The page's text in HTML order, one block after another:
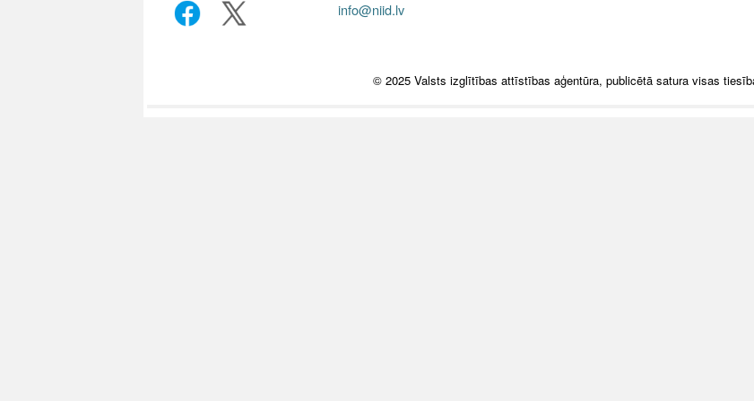
info@niid.lv
© 2025 Valsts izglītības attīstības aģentūra, publicētā satura visas